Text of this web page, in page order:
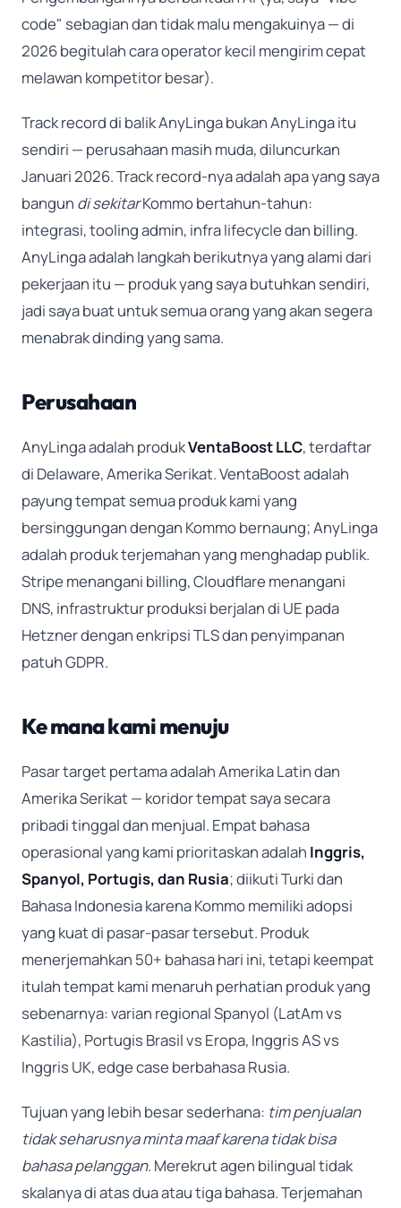
code" sebagian dan tidak malu mengakuinya — di
2026 begitulah cara operator kecil mengirim cepat
melawan kompetitor besar).
Track record di balik AnyLinga bukan AnyLinga itu
sendiri — perusahaan masih muda, diluncurkan
Januari 2026. Track record-nya adalah apa yang saya
bangun di sekitarKommo bertahun-tahun:
integrasi, tooling admin, infra lifecycle dan billing.
AnyLinga adalah langkah berikutnya yang alami dari
pekerjaan itu — produk yang saya butuhkan sendiri,
jadi saya buat untuk semua orang yang akan segera
menabrak dinding yang sama.
Perusahaan
AnyLinga adalah produkVentaBoost LLC, terdaftar
di Delaware, Amerika Serikat. VentaBoost adalah
payung tempat semua produk kami yang
bersinggungan dengan Kommo bernaung; AnyLinga
adalah produk terjemahan yang menghadap publik.
Stripe menangani billing, Cloudflare menangani
DNS, infrastruktur produksi berjalan di UE pada
Hetzner dengan enkripsi TLS dan penyimpanan
patuh GDPR.
Ke mana kami menuju
Pasar target pertama adalah Amerika Latin dan
Amerika Serikat — koridor tempat saya secara
pribadi tinggal dan menjual. Empat bahasa
operasional yang kami prioritaskan adalah Inggris,
Spanyol, Portugis, dan Rusia; diikuti Turki dan
Bahasa Indonesia karena Kommo memiliki adopsi
yang kuat di pasar-pasar tersebut. Produk
menerjemahkan 50+ bahasa hari ini, tetapi keempat
itulah tempat kami menaruh perhatian produk yang
sebenarnya: varian regional Spanyol (LatAm vs
Kastilia), Portugis Brasil vs Eropa, Inggris AS vs
Inggris UK, edge case berbahasa Rusia.
Tujuan yang lebih besar sederhana: tim penjualan
tidak seharusnya minta maaf karena tidak bisa
bahasa pelanggan. Merekrut agen bilingual tidak
skalanya di atas dua atau tiga bahasa. Terjemahan